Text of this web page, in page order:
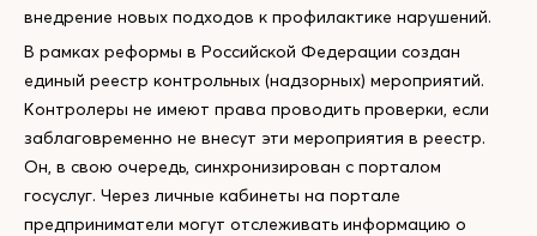
внедрение новых подходов к профилактике нарушений.
В рамках реформы в Российской Федерации создан
единый реестр контрольных (надзорных) мероприятий.
Контролеры не имеют права проводить проверки, если
заблаговременно не внесут эти мероприятия в реестр.
Он, в свою очередь, синхронизирован с порталом
госуслуг. Через личные кабинеты на портале
предприниматели могут отслеживать информацию о